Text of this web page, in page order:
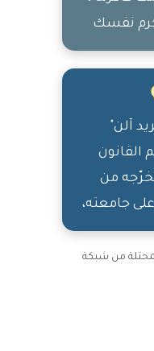
نفسك
آلن"
القانون
من
جامعته،
التي
من شبكة